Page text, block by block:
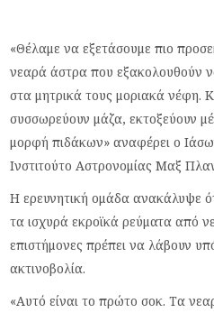
«Θέλαμε να εξετάσουμε πιο
νεαρά άστρα που εξακολουθούν
στα μητρικά τους μοριακά νέφη.
συσσωρεύουν μάζα, εκτοξεύουν
μορφή πιδάκων» αναφέρει ο
Ινστιτούτο Αστρονομίας Μαξ
Η ερευνητική ομάδα ανακάλυψε
τα ισχυρά εκροϊκά ρεύματα από
επιστήμονες πρέπει να λάβουν
ακτινοβολία.
«Αυτό είναι το πρώτο σοκ. Τα